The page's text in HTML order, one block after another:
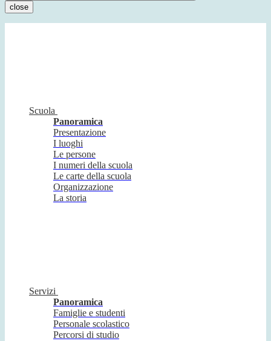
close
Scuola
Panoramica
Presentazione
I luoghi
Le persone
I numeri della scuola
Le carte della scuola
Organizzazione
La storia
Servizi
Panoramica
Famiglie e studenti
Personale scolastico
Percorsi di studio